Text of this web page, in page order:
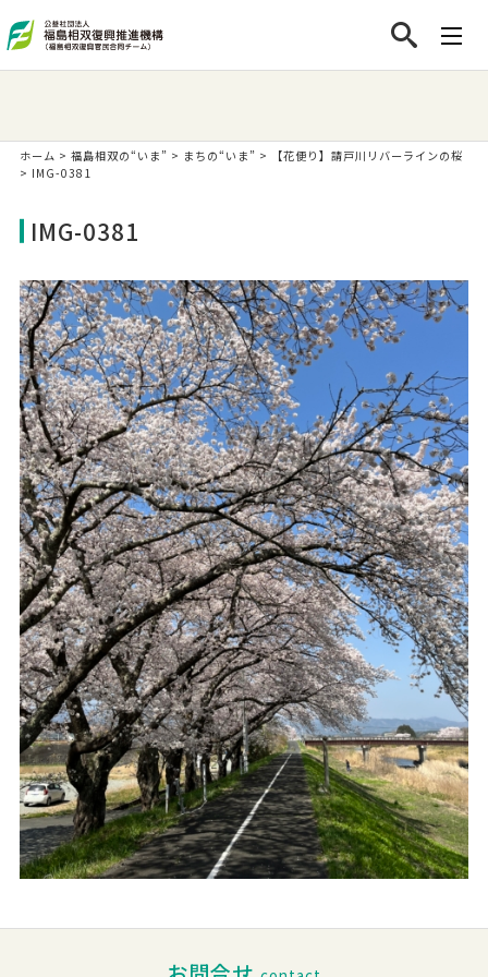
ホーム > 福島相双の“いま” > まちの“いま” >
【花便り】請戸川リバーラインの桜
> IMG-0381
IMG-0381